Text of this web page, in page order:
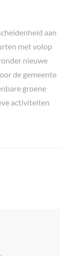
aan
met volop
nieuwe
de gemeente
groene
activiteiten